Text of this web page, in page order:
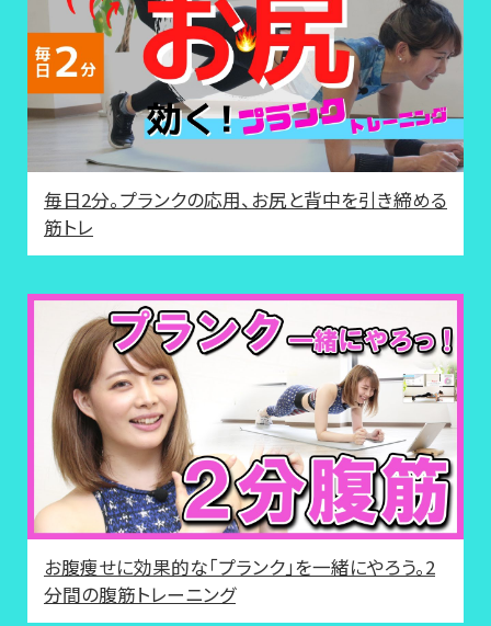
毎日2分。プランクの応用、お尻と背中を引き締める
筋トレ
お腹痩せに効果的な「プランク」を一緒にやろう。2
分間の腹筋トレーニング